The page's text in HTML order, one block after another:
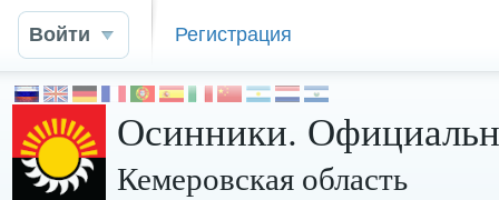
Войти Регистрация
Осинники.
Кемеровская область